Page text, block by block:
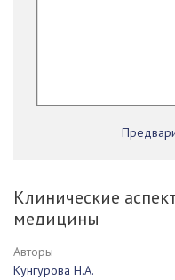
Клинические
медицины
Авторы
Кунгурова Н.А.